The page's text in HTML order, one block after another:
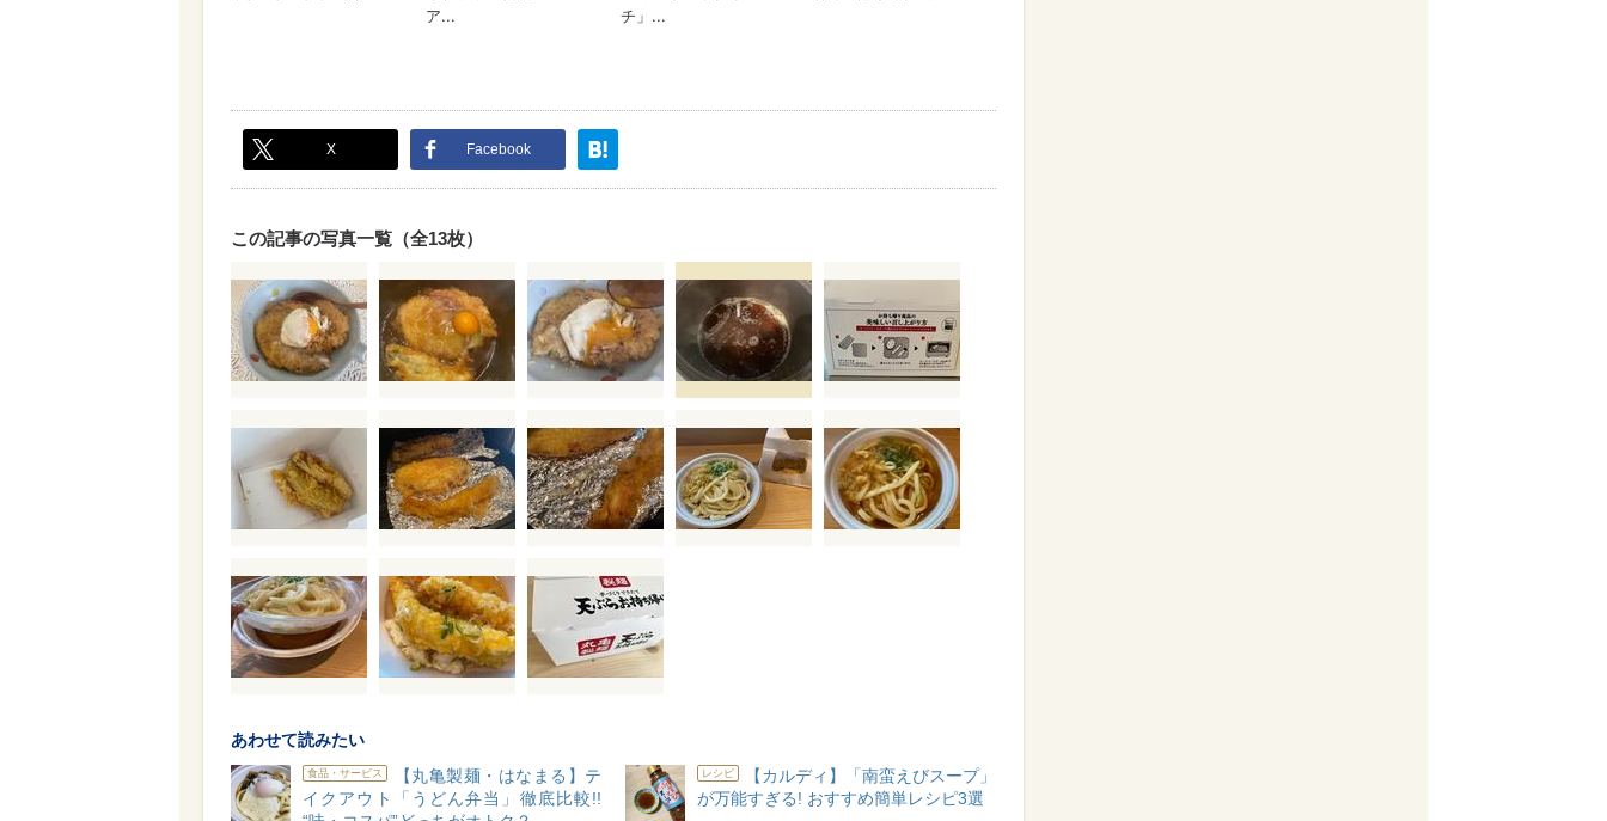
X Facebook
この記事の写真一覧（全13枚）
あわせて読みたい
食品・サービス
【丸亀製麺・はなまる】テ
イクアウト「うどん弁当」徹底比較!!
レシピ
【カルディ】「南蛮えびスープ」
が万能すぎる! おすすめ簡単レシピ3選